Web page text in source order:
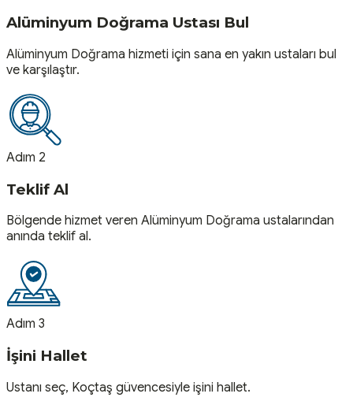
Alüminyum Doğrama Ustası Bul
Alüminyum Doğrama hizmeti için sana en yakın ustaları bul
ve karşılaştır.
Adım 2
Teklif Al
Bölgende hizmet veren Alüminyum Doğrama ustalarından
anında teklif al.
Adım 3
İşini Hallet
Ustanı seç, Koçtaş güvencesiyle işini hallet.